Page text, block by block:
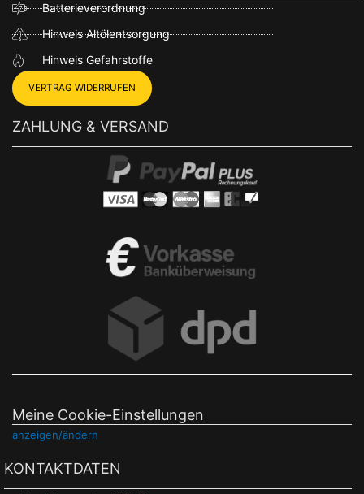
Batterieverordnung
Hinweis Altölentsorgung
Hinweis Gefahrstoffe
VERTRAG WIDERRUFEN
ZAHLUNG & VERSAND
Meine Cookie-Einstellungen
anzeigen/ändern
KONTAKTDATEN